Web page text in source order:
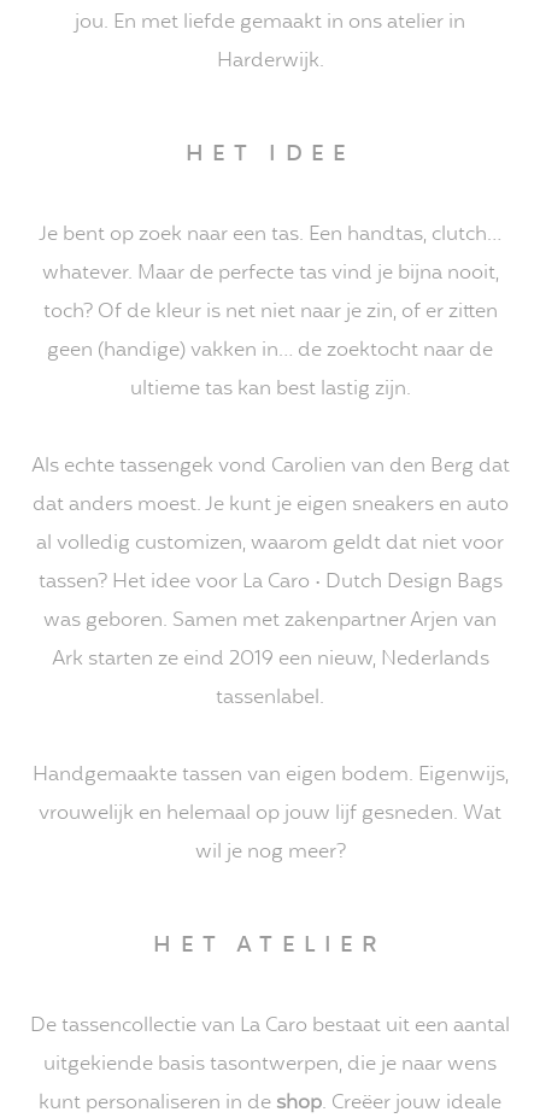
jou. En met liefde gemaakt in ons atelier in
Harderwijk.
HET IDEE
Je bent op zoek naar een tas. Een handtas, clutch…
whatever. Maar de perfecte tas vind je bijna nooit,
toch? Of de kleur is net niet naar je zin, of er zitten
geen (handige) vakken in… de zoektocht naar de
ultieme tas kan best lastig zijn.
Als echte tassengek vond Carolien van den Berg dat
dat anders moest. Je kunt je eigen sneakers en auto
al volledig customizen, waarom geldt dat niet voor
tassen? Het idee voor La Caro • Dutch Design Bags
was geboren. Samen met zakenpartner Arjen van
Ark starten ze eind 2019 een nieuw, Nederlands
tassenlabel.
Handgemaakte tassen van eigen bodem. Eigenwijs,
vrouwelijk en helemaal op jouw lijf gesneden. Wat
wil je nog meer?
HET ATELIER
De tassencollectie van La Caro bestaat uit een aantal
uitgekiende basis tasontwerpen, die je naar wens
kunt personaliseren in deshop. Creëer jouw ideale